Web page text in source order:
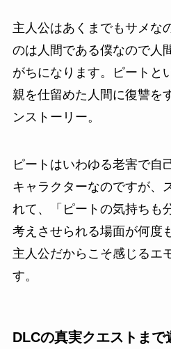
主人公はあくまでもサメな
のは人間である僕なので人
がちになります。ピートと
親を仕留めた人間に復讐を
ンストーリー。
ピートはいわゆる老害で自
キャラクターなのですが、
れて、
「ピートの気持ちも
考えさせられる場面が何度
主人公だからこそ感じるエ
す。
DLCの真実クエストまで